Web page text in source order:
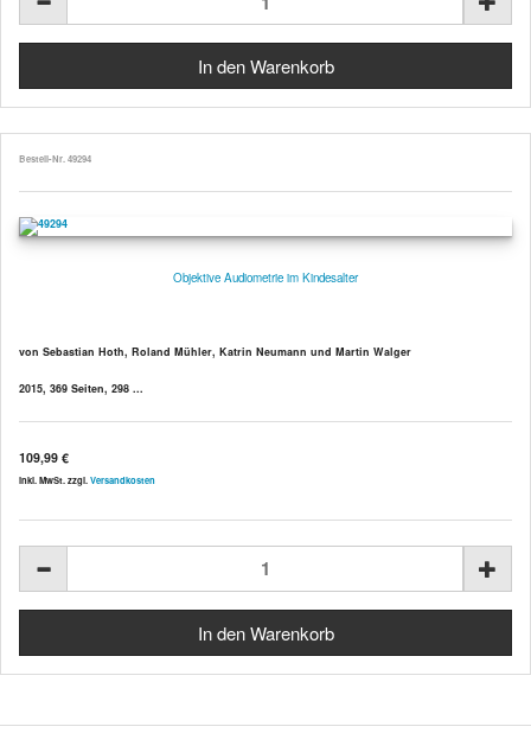
Bestell-Nr. 49294
Objektive Audiometrie im Kindesalter
von Sebastian Hoth, Roland Mühler, Katrin Neumann und Martin Walger
2015, 369 Seiten, 298 ...
109,99 €
inkl. MwSt. zzgl. Versandkosten